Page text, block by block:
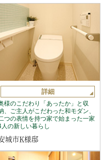
詳細
様のこだわり「あったか」と収
、ご主人がこだわった和モダン、
つの表情を持つ家で始まった一家
人の新しい暮らし
城市K様邸